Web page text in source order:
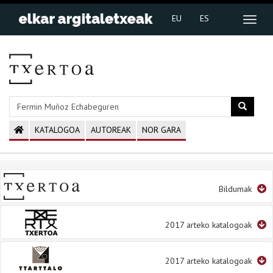
EU ES
KATALOGOA AUTOREAK NOR GARA
Bildumak
2017 arteko katalogoak
2017 arteko katalogoak